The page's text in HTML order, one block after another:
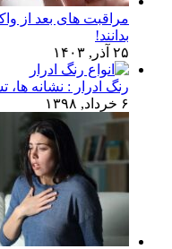
بدانند!
۲۵ آذر, ۱۴۰۳
رنگ ادرار : نشانه
۶ خرداد, ۱۳۹۸